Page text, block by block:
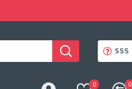
SSS
0 0